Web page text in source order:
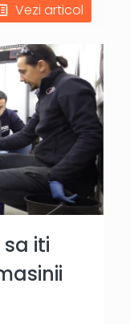
Vezi articol
iti